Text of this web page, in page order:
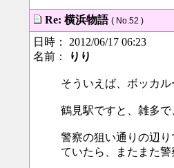
Re: 横浜物語 ( No.52 )
日時： 2012/06/17 06:23
名前：
りり
そういえば、ボッカ
鶴見駅ですと、雑多
警察の狙い通りの辺
ていたら、またまた警